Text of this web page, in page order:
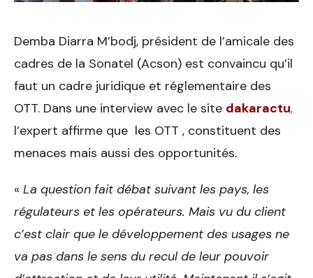
Demba Diarra M’bodj, président de l’amicale des
cadres de la Sonatel (Acson) est convaincu qu’il
faut un cadre juridique et réglementaire des
OTT. Dans une interview avec le site dakaractu,
l’expert affirme que les OTT , constituent des
menaces mais aussi des opportunités.
« La question fait débat suivant les pays, les
régulateurs et les opérateurs. Mais vu du client
c’est clair que le développement des usages ne
va pas dans le sens du recul de leur pouvoir